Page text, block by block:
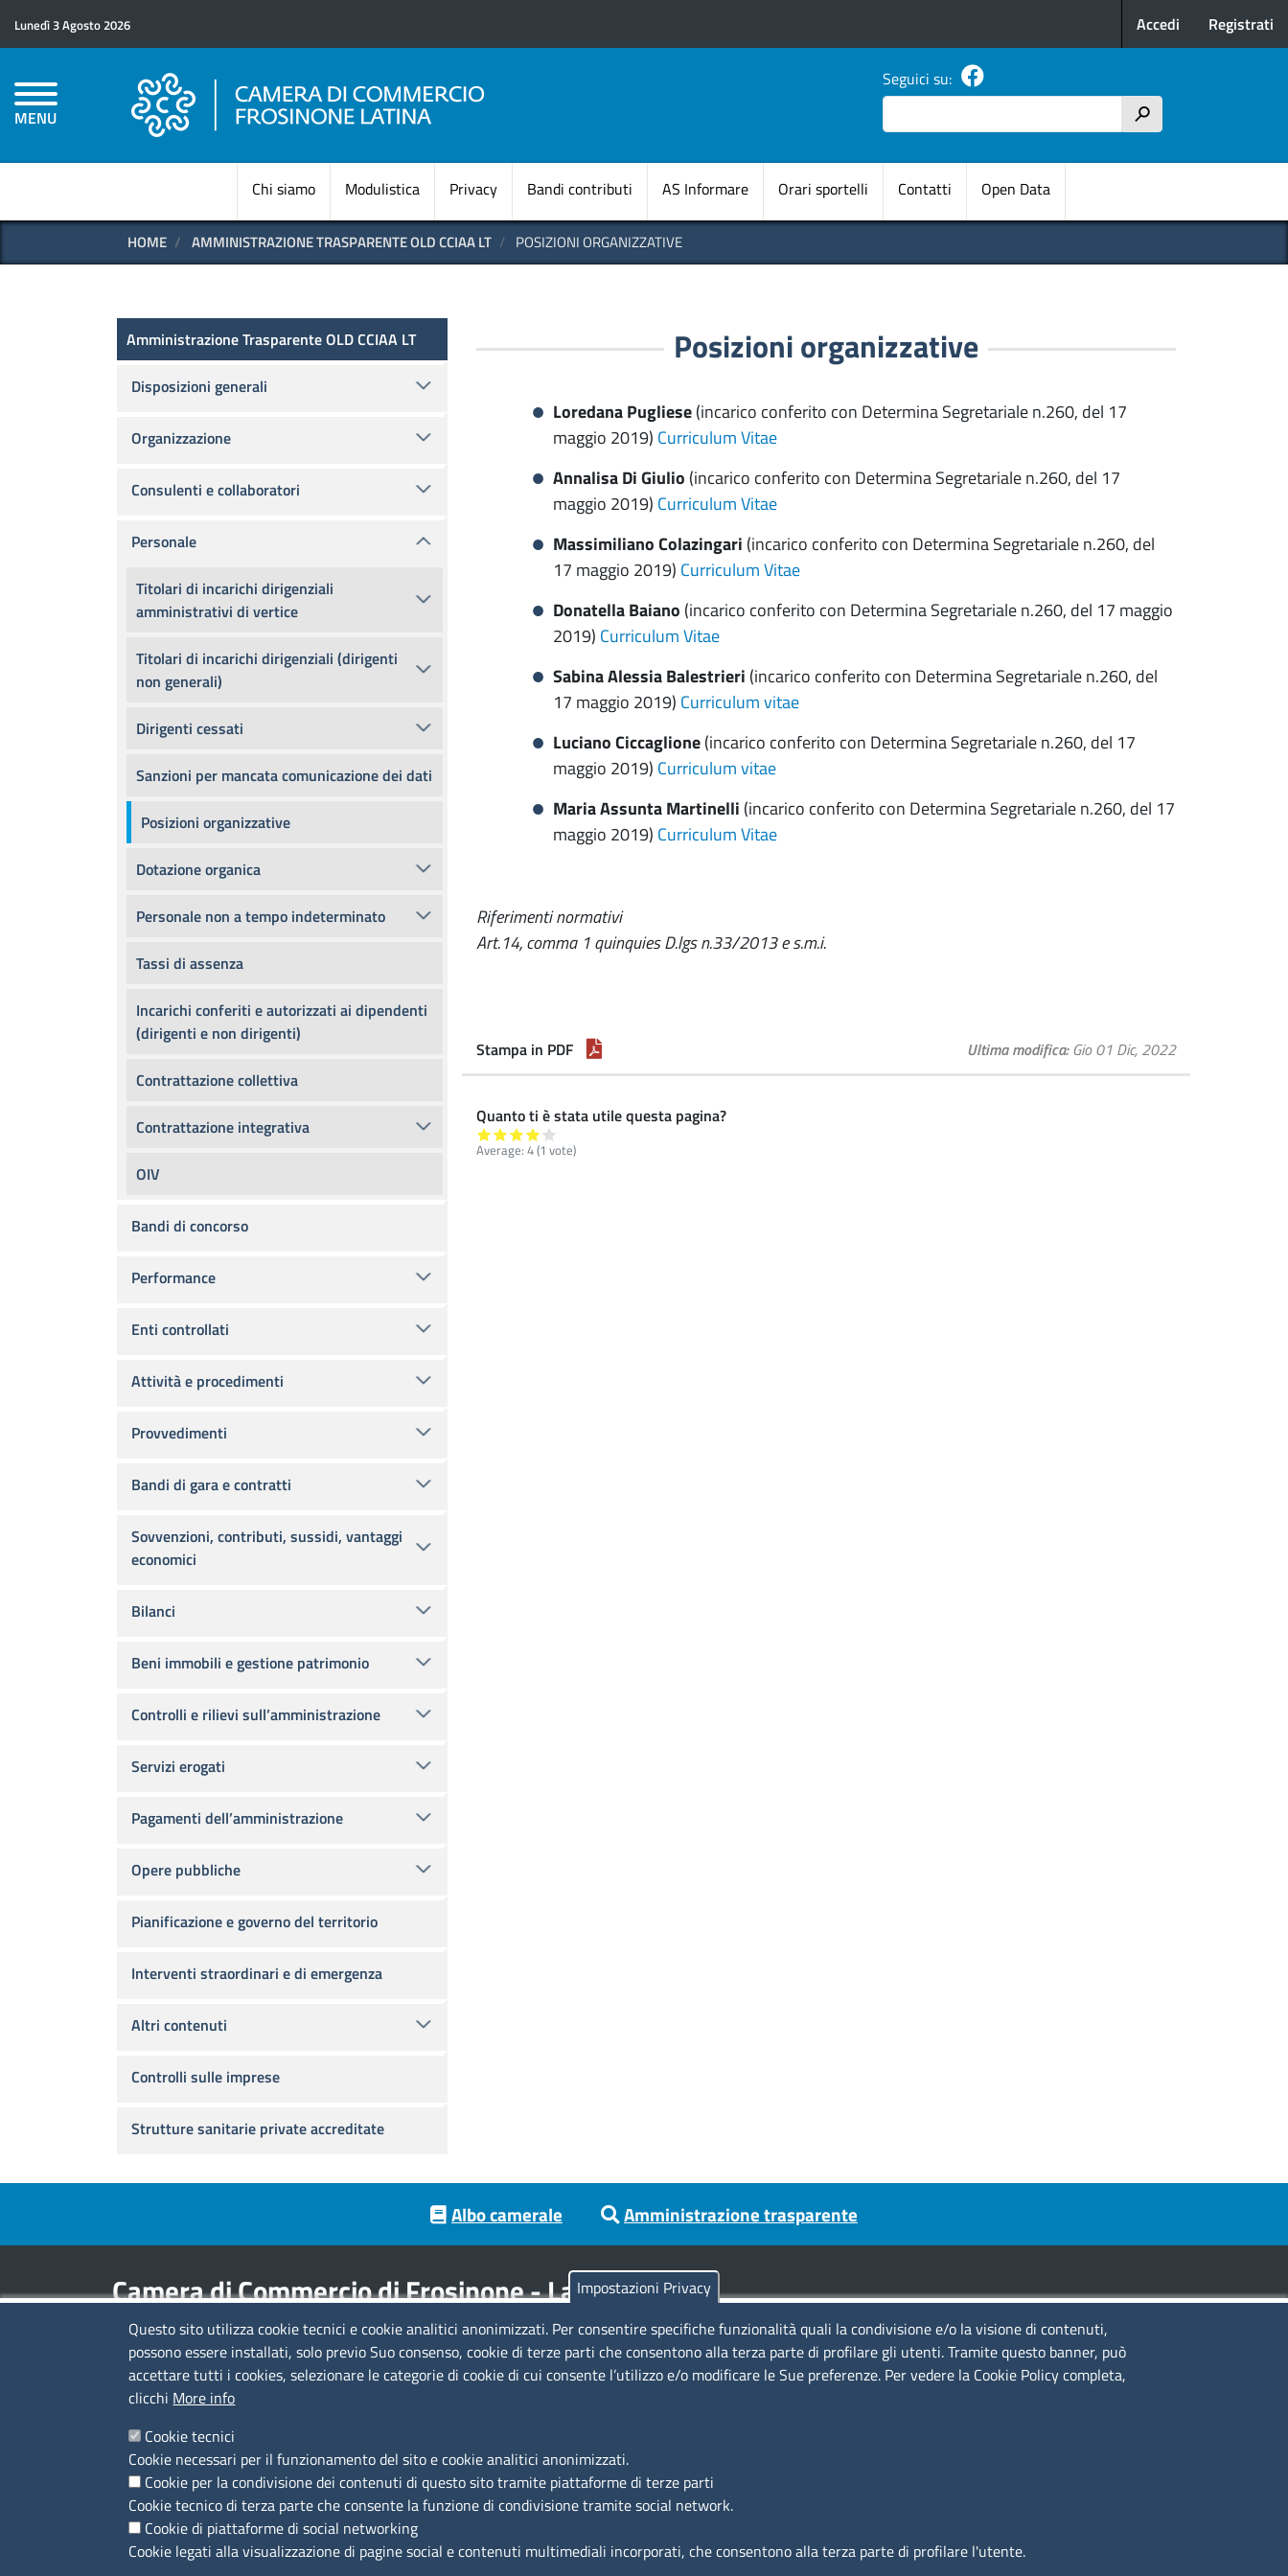
Lunedì 3 Agosto 2026 Menu profilo
Accedi Registrati
MENU
Seguici su:
Cerca
h
Navigazione principale
Chi siamo Modulistica Privacy Bandi contributi AS Informare Orari sportelli Contatti Open Data
HOME AMMINISTRAZIONE TRASPARENTE OLD CCIAA LT POSIZIONI ORGANIZZATIVE
Posizioni organizzative
Loredana Pugliese(incarico conferito con Determina Segretariale n.260, del 17
maggio 2019) Curriculum Vitae
Annalisa Di Giulio (incarico conferito con Determina Segretariale n.260, del 17
maggio 2019) Curriculum Vitae
Massimiliano Colazingari (incarico conferito con Determina Segretariale n.260, del
17 maggio 2019) Curriculum Vitae
Donatella Baiano (incarico conferito con Determina Segretariale n.260, del 17 maggio
2019) Curriculum Vitae
Sabina Alessia Balestrieri (incarico conferito con Determina Segretariale n.260, del
17 maggio 2019) Curriculum vitae
Luciano Ciccaglione(incarico conferito con Determina Segretariale n.260, del 17
maggio 2019) Curriculum vitae
Maria Assunta Martinelli (incarico conferito con Determina Segretariale n.260, del 17
maggio 2019) Curriculum Vitae
Riferimenti normativi
Art.14, comma 1 quinquies D.lgs n.33/2013 e s.m.i.
Stampa in PDF Ultima modifica Gio 01 Dic, 2022
Quanto ti è stata utile questa pagina?
Average: 4(1 vote)
Amministrazione Trasparente OLD
Amministrazione Trasparente OLD CCIAA LT
Disposizioni generali
Organizzazione
Consulenti e collaboratori
Personale
Titolari di incarichi dirigenziali
amministrativi di vertice
Titolari di incarichi dirigenziali (dirigenti
non generali)
Dirigenti cessati
Sanzioni per mancata comunicazione dei dati
Posizioni organizzative
Dotazione organica
Personale non a tempo indeterminato
Tassi di assenza
Incarichi conferiti e autorizzati ai dipendenti
(dirigenti e non dirigenti)
Contrattazione collettiva
Contrattazione integrativa
OIV
Bandi di concorso
Performance
Enti controllati
Attività e procedimenti
Provvedimenti
Bandi di gara e contratti
Sovvenzioni, contributi, sussidi, vantaggi
economici
Bilanci
Beni immobili e gestione patrimonio
Controlli e rilievi sull’amministrazione
Servizi erogati
Pagamenti dell’amministrazione
Opere pubbliche
Pianificazione e governo del territorio
Interventi straordinari e di emergenza
Altri contenuti
Controlli sulle imprese
Strutture sanitarie private accreditate
Albo camerale Amministrazione trasparente
Camera di Commercio di Frosinone - Latina
Contatti
Sede Legale di Latina: Viale Umberto I, 80 -
04100 (LT)
tel. 0773/6721
Sede di Frosinone: Via Alcide De Gasperi, 1 -
03100 (FR)
tel. 0775/2751
Peccciaa@pec.frlt.camcom.it
Ufficio relazioni con il pubblico
Codici
Codice Fiscale e Partita Iva: 02957560598
Seguici su
Impostazioni Privacy
Questo sito utilizza cookie tecnici e cookie analitici anonimizzati. Per consentire specifiche funzionalità quali la condivisione e/o la visione di contenuti,
possono essere installati, solo previo Suo consenso, cookie di terze parti che consentono alla terza parte di profilare gli utenti. Tramite questo banner, può
accettare tutti i cookies, selezionare le categorie di cookie di cui consente l’utilizzo e/o modificare le Sue preferenze. Per vedere la Cookie Policy completa,
clicchi More info
Cookie tecnici
Cookie necessari per il funzionamento del sito e cookie analitici anonimizzati.
Cookie per la condivisione dei contenuti di questo sito tramite piattaforme di terze parti
Cookie tecnico di terza parte che consente la funzione di condivisione tramite social network.
Cookie di piattaforme di social networking
Cookie legati alla visualizzazione di pagine social e contenuti multimediali incorporati, che consentono alla terza parte di profilare l'utente.